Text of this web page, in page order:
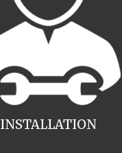
INSTALLATION